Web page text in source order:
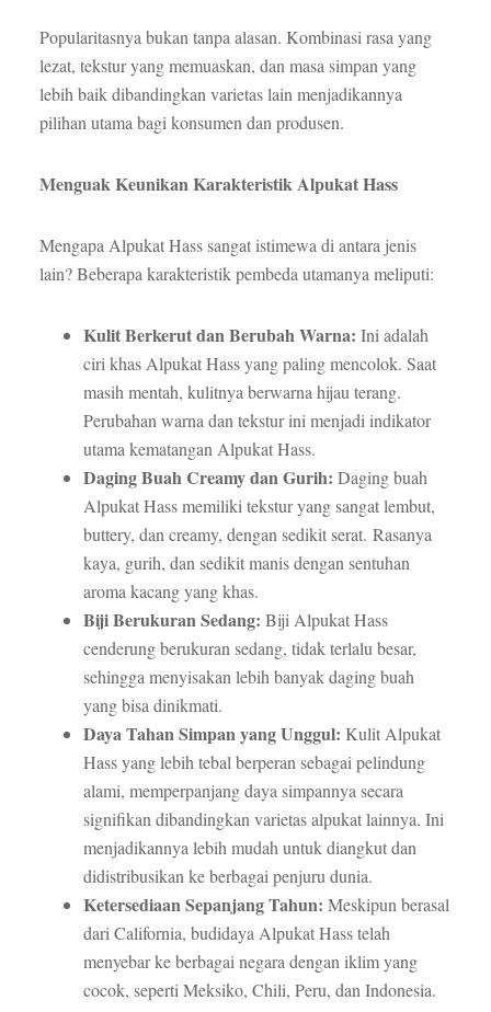
Popularitasnya bukan tanpa alasan. Kombinasi rasa yang
lezat, tekstur yang memuaskan, dan masa simpan yang
lebih baik dibandingkan varietas lain menjadikannya
pilihan utama bagi konsumen dan produsen.
Menguak Keunikan Karakteristik Alpukat Hass
Mengapa Alpukat Hass sangat istimewa di antara jenis
lain? Beberapa karakteristik pembeda utamanya meliputi:
Kulit Berkerut dan Berubah Warna: Ini adalah
ciri khas Alpukat Hass yang paling mencolok. Saat
masih mentah, kulitnya berwarna hijau terang.
Perubahan warna dan tekstur ini menjadi indikator
utama kematangan Alpukat Hass.
Daging Buah Creamy dan Gurih: Daging buah
Alpukat Hass memiliki tekstur yang sangat lembut,
buttery, dan creamy, dengan sedikit serat. Rasanya
kaya, gurih, dan sedikit manis dengan sentuhan
aroma kacang yang khas.
Biji Berukuran Sedang: Biji Alpukat Hass
cenderung berukuran sedang, tidak terlalu besar,
sehingga menyisakan lebih banyak daging buah
yang bisa dinikmati.
Daya Tahan Simpan yang Unggul: Kulit Alpukat
Hass yang lebih tebal berperan sebagai pelindung
alami, memperpanjang daya simpannya secara
signifikan dibandingkan varietas alpukat lainnya. Ini
menjadikannya lebih mudah untuk diangkut dan
didistribusikan ke berbagai penjuru dunia.
Ketersediaan Sepanjang Tahun: Meskipun berasal
dari California, budidaya Alpukat Hass telah
menyebar ke berbagai negara dengan iklim yang
cocok, seperti Meksiko, Chili, Peru, dan Indonesia.